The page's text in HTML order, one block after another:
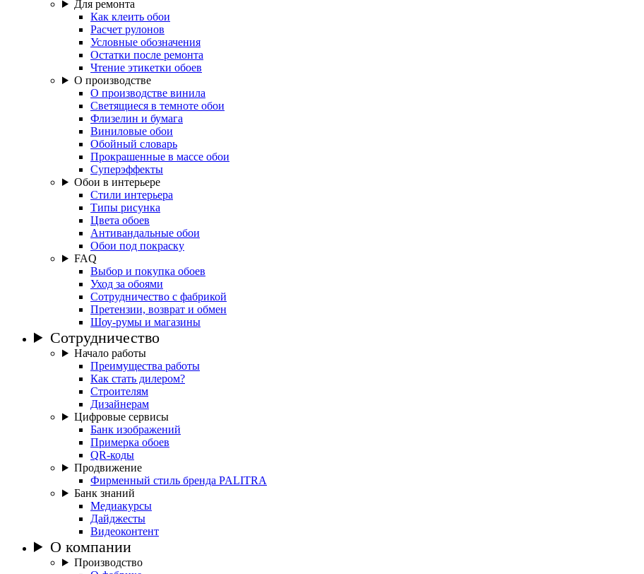
Для ремонта
Как клеить обои
Расчет рулонов
Условные обозначения
Остатки после ремонта
Чтение этикетки обоев
О производстве
О производстве винила
Светящиеся в темноте обои
Флизелин и бумага
Виниловые обои
Обойный словарь
Прокрашенные в массе обои
Суперэффекты
Обои в интерьере
Стили интерьера
Типы рисунка
Цвета обоев
Антивандальные обои
Обои под покраску
FAQ
Выбор и покупка обоев
Уход за обоями
Сотрудничество с фабрикой
Претензии, возврат и обмен
Шоу-румы и магазины
Сотрудничество
Начало работы
Преимущества работы
Как стать дилером?
Строителям
Дизайнерам
Цифровые сервисы
Банк изображений
Примерка обоев
QR-коды
Продвижение
Фирменный стиль бренда PALITRA
Банк знаний
Медиакурсы
Дайджесты
Видеоконтент
О компании
Производство